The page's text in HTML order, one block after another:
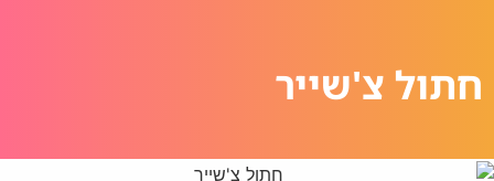
חתול צ'שייר